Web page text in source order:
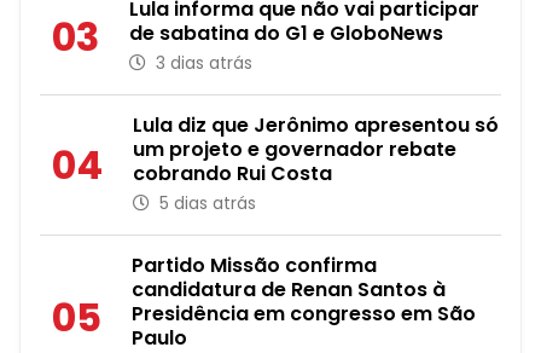
03
Lula informa que não vai participar
de sabatina do G1 e GloboNews
3 dias atrás
04
Lula diz que Jerônimo apresentou só
um projeto e governador rebate
cobrando Rui Costa
5 dias atrás
05
Partido Missão confirma
candidatura de Renan Santos à
Presidência em congresso em São
Paulo